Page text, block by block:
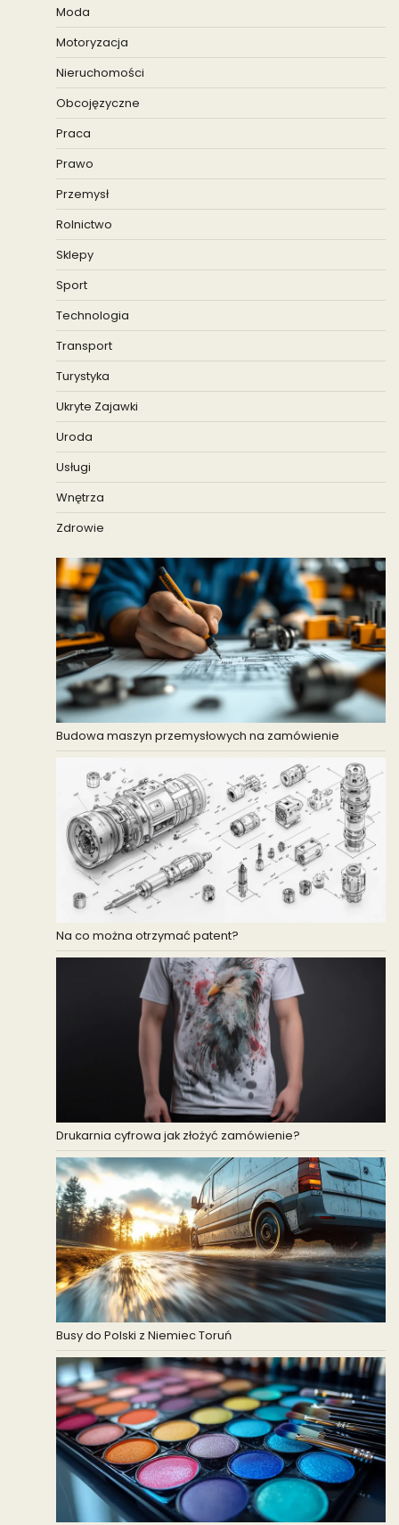
Moda
Motoryzacja
Nieruchomości
Obcojęzyczne
Praca
Prawo
Przemysł
Rolnictwo
Sklepy
Sport
Technologia
Transport
Turystyka
Ukryte Zajawki
Uroda
Usługi
Wnętrza
Zdrowie
Budowa maszyn przemysłowych na zamówienie
Na co można otrzymać patent?
Drukarnia cyfrowa jak złożyć zamówienie?
Busy do Polski z Niemiec Toruń